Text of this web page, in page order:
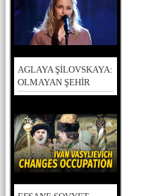
AGLAYA ŞİLOVSKAYA:
OLMAYAN ŞEHİR